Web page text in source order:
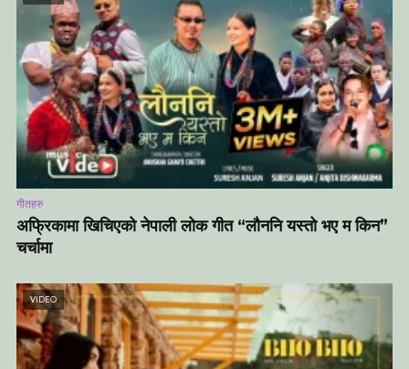
गीतहरु
अफ्रिकामा खिचिएको नेपाली लोक गीत “लौननि यस्तो भए म किन”
चर्चामा
VIDEO